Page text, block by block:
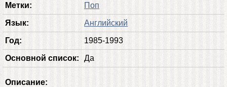
Метки: Поп
Язык: Английский
Год: 1985-1993
Основной список: Да
Описание: